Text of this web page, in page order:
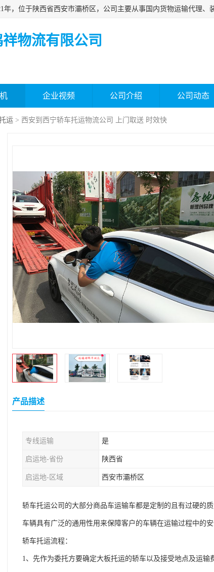
物流有限公司
企业视频 公司介绍 公司动态
运 > 西安到西宁轿车托运物流公司 上门取送 时效快
产品描述
专线运输 是
启运地-省份 陕西省
启运地-区域 西安市灞桥区
轿车托运公司的大部分商品车运输车都是定制的且有过硬的
车辆具有广泛的通用性用来保障客户的车辆在运输过程中的
轿车托运流程：
1、先作为委托方要确定大板托运的轿车以及接受地点及运输